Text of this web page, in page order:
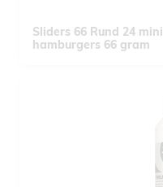
Sliders 66 Rund 24 mini
hamburgers 66 gram